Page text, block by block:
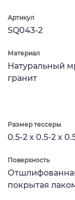
Артикул
SQ043-2
Материал
Натуральный
гранит
Размер тессеры
0.5-2 x 0.5-2 x
Поверхность
покрытая